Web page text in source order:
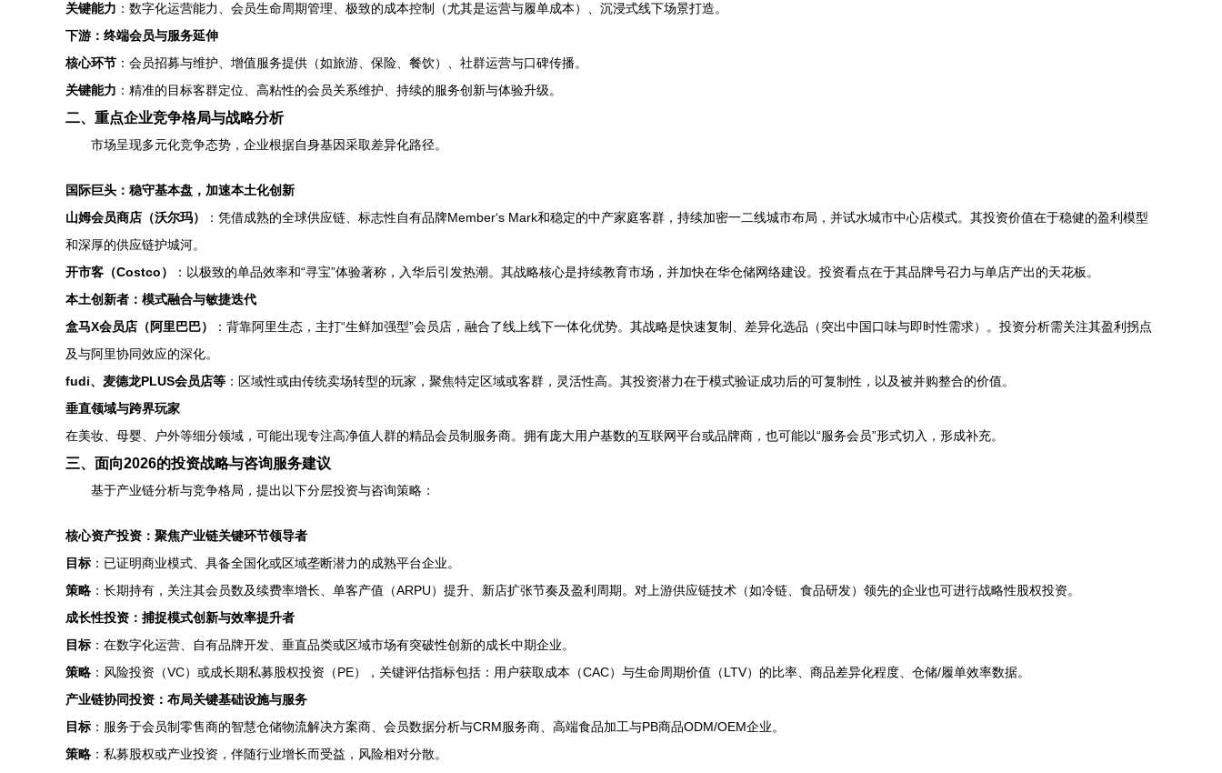
关键能力 ：数字化运营能力、会员生命周期管理、极致的成本控制（尤其是运营与履单成本）、沉浸式线下场景打造。
下游：终端会员与服务延伸
核心环节 ：会员招募与维护、增值服务提供（如旅游、保险、餐饮）、社群运营与口碑传播。
关键能力 ：精准的目标客群定位、高粘性的会员关系维护、持续的服务创新与体验升级。
二、重点企业竞争格局与战略分析
市场呈现多元化竞争态势，企业根据自身基因采取差异化路径。
国际巨头：稳守基本盘，加速本土化创新
山姆会员商店（沃尔玛）
：凭借成熟的全球供应链、标志性自有品牌Member‘s Mark和稳定的中产家庭客群，持续加密一二线城市布局，并试水城市中心店模式。其投资价值在于稳健的盈利模型
和深厚的供应链护城河。
开市客（Costco）
：以极致的单品效率和“寻宝”体验著称，入华后引发热潮。其战略核心是持续教育市场，并加快在华仓储网络建设。投资看点在于其品牌号召力与单店产出的天花板。
本土创新者：模式融合与敏捷迭代
盒马X会员店（阿里巴巴）
：背靠阿里生态，主打“生鲜加强型”会员店，融合了线上线下一体化优势。其战略是快速复制、差异化选品（突出中国口味与即时性需求）。投资分析需关注其盈利拐点
及与阿里协同效应的深化。
fudi、麦德龙PLUS会员店等 ：区域性或由传统卖场转型的玩家，聚焦特定区域或客群，灵活性高。其投资潜力在于模式验证成功后的可复制性，以及被并购整合的价值。
垂直领域与跨界玩家
在美妆、母婴、户外等细分领域，可能出现专注高净值人群的精品会员制服务商。拥有庞大用户基数的互联网平台或品牌商，也可能以“服务会员”形式切入，形成补充。
三、面向2026的投资战略与咨询服务建议
基于产业链分析与竞争格局，提出以下分层投资与咨询策略：
核心资产投资：聚焦产业链关键环节领导者
目标 ：已证明商业模式、具备全国化或区域垄断潜力的成熟平台企业。
策略 ：长期持有，关注其会员数及续费率增长、单客产值（ARPU）提升、新店扩张节奏及盈利周期。对上游供应链技术（如冷链、食品研发）领先的企业也可进行战略性股权投资。
成长性投资：捕捉模式创新与效率提升者
目标 ：在数字化运营、自有品牌开发、垂直品类或区域市场有突破性创新的成长中期企业。
策略 ：风险投资（VC）或成长期私募股权投资（PE），关键评估指标包括：用户获取成本（CAC）与生命周期价值（LTV）的比率、商品差异化程度、仓储/履单效率数据。
产业链协同投资：布局关键基础设施与服务
目标 ：服务于会员制零售商的智慧仓储物流解决方案商、会员数据分析与CRM服务商、高端食品加工与PB商品ODM/OEM企业。
策略 ：私募股权或产业投资，伴随行业增长而受益，风险相对分散。